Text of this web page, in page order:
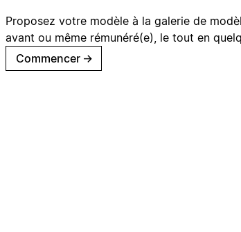
Proposez votre modèle à la galerie de
avant ou même rémunéré(e), le tout en
Commencer →